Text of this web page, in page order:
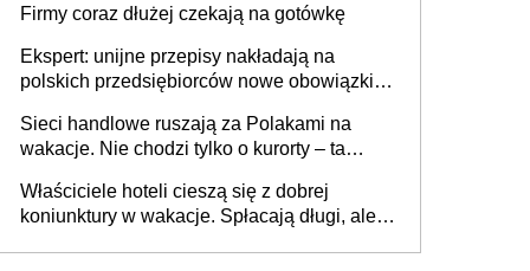
Firmy coraz dłużej czekają na gotówkę
Ekspert: unijne przepisy nakładają na
polskich przedsiębiorców nowe obowiązki w
Sieci handlowe ruszają za Polakami na
wakacje. Nie chodzi tylko o kurorty – ta
tam, gdzie wielu spędzi urlop po cichu
Właściciele hoteli cieszą się z dobrej
koniunktury w wakacje. Spłacają długi, ale